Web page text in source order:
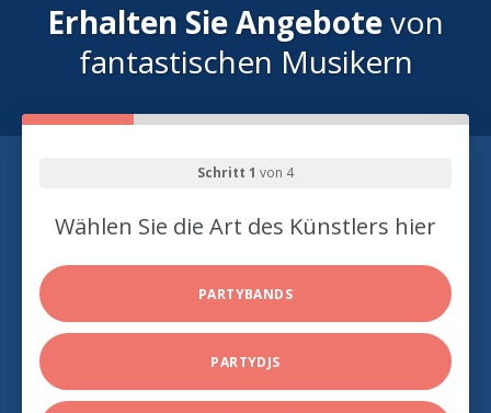
Erhalten Sie Angebotevon
fantastischen Musikern
Schritt 1 von 4
Wählen Sie die Art des Künstlers hier
PARTYBANDS
PARTYDJS